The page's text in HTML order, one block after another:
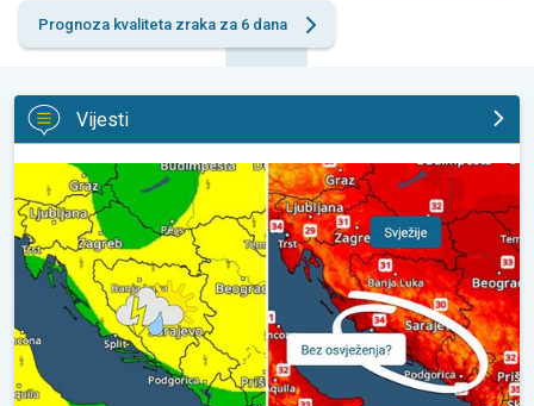
Prognoza kvaliteta zraka za 6 dana
Vijesti
Svježije, ne i svuda. Lokalni pljuskovi. Ponovno toplije. . .